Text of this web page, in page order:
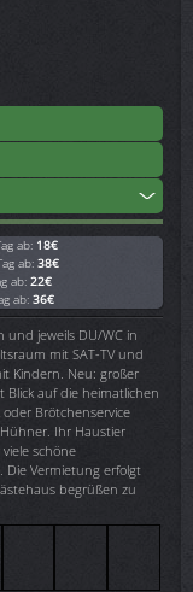
ab: 18€
ab: 38€
ab: 22€
ab: 36€
und jeweils DU/WC in
mit SAT-TV und
Kindern. Neu: großer
Blick auf die heimatlichen
Brötchenservice
Ihr Haustier
schöne
Vermietung erfolgt
begrüßen zu